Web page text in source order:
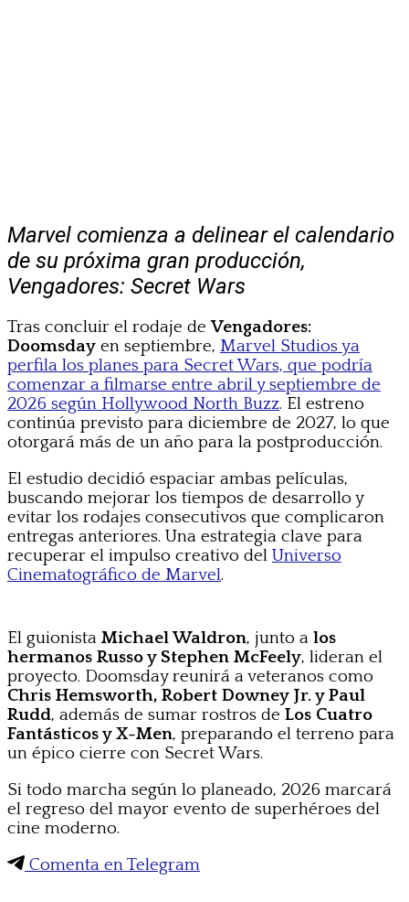
Marvel comienza a delinear el calendario
de su próxima gran producción,
Vengadores: Secret Wars
Tras concluir el rodaje deVengadores:
Doomsday en septiembre, Marvel Studios ya
perfila los planes para Secret Wars, que podría
comenzar a filmarse entre abril y septiembre de
2026 según Hollywood North Buzz. El estreno
continúa previsto para diciembre de 2027, lo que
otorgará más de un año para la postproducción.
El estudio decidió espaciar ambas películas,
buscando mejorar los tiempos de desarrollo y
evitar los rodajes consecutivos que complicaron
entregas anteriores. Una estrategia clave para
recuperar el impulso creativo del Universo
Cinematográfico de Marvel.
El guionista Michael Waldron, junto a los
hermanos Russo y Stephen McFeely, lideran el
proyecto. Doomsday reunirá a veteranos como
Chris Hemsworth, Robert Downey Jr. y Paul
Rudd, además de sumar rostros de Los Cuatro
Fantásticos y X-Men, preparando el terreno para
un épico cierre con Secret Wars.
Si todo marcha según lo planeado, 2026 marcará
el regreso del mayor evento de superhéroes del
cine moderno.
Comenta en Telegram